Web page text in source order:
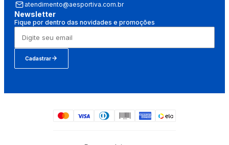
atendimento@aesportiva.com.br
Newsletter
Fique por dentro das novidades e promoções
Cadastrar